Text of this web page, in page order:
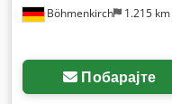
Böhmenkirch 1.215 km
Побарајте